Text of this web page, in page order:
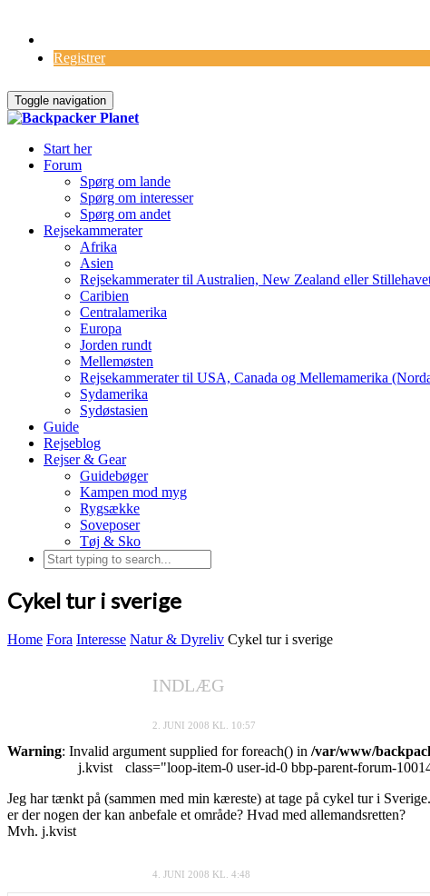
Registrer
Toggle navigation
Start her
Forum
Spørg om lande
Spørg om interesser
Spørg om andet
Rejsekammerater
Afrika
Asien
Rejsekammerater til Australien, New Zealand eller
Caribien
Centralamerika
Europa
Jorden rundt
Mellemøsten
Rejsekammerater til USA, Canada og Mellemamerika
Sydamerika
Sydøstasien
Guide
Rejseblog
Rejser & Gear
Guidebøger
Kampen mod myg
Rygsække
Soveposer
Tøj & Sko
Cykel tur i sverige
Home Fora Interesse Natur & Dyreliv Cykel tur i sverige
INDLÆG
2. JUNI 2008 KL. 10:57
Warning: Invalid argument supplied for foreach() in /var/www/
class="loop-item-0 user-id-0 bbp-parent-forum-
j.kvist
Jeg har tænkt på (sammen med min kæreste) at tage på cykel tur i Sverige.
er der nogen der kan anbefale et område? Hvad med allemandsretten?
Mvh. j.kvist
4. JUNI 2008 KL. 4:48